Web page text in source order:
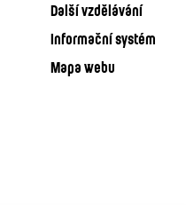
Další vzdělávání
Informační systém
Mapa webu